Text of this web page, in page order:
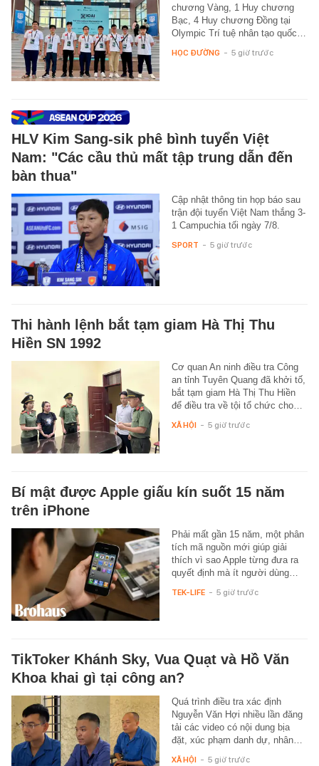
chương Vàng, 1 Huy chương
Bạc, 4 Huy chương Đồng tại
Olympic Trí tuệ nhân tạo quốc…
HỌC ĐƯỜNG - 5 giờ trước
HLV Kim Sang-sik phê bình tuyển Việt
Nam: "Các cầu thủ mất tập trung dẫn đến
bàn thua"
Cập nhật thông tin họp báo sau
trận đội tuyển Việt Nam thắng 3-
1 Campuchia tối ngày 7/8.
SPORT - 5 giờ trước
Thi hành lệnh bắt tạm giam Hà Thị Thu
Hiền SN 1992
Cơ quan An ninh điều tra Công
an tỉnh Tuyên Quang đã khởi tố,
bắt tạm giam Hà Thị Thu Hiền
để điều tra về tội tổ chức cho…
XÃ HỘI - 5 giờ trước
Bí mật được Apple giấu kín suốt 15 năm
trên iPhone
Phải mất gần 15 năm, một phân
tích mã nguồn mới giúp giải
thích vì sao Apple từng đưa ra
quyết định mà ít người dùng…
TEK-LIFE - 5 giờ trước
TikToker Khánh Sky, Vua Quạt và Hồ Văn
Khoa khai gì tại công an?
Quá trình điều tra xác định
Nguyễn Văn Hợi nhiều lần đăng
tải các video có nội dung bịa
đặt, xúc phạm danh dự, nhân…
XÃ HỘI - 5 giờ trước